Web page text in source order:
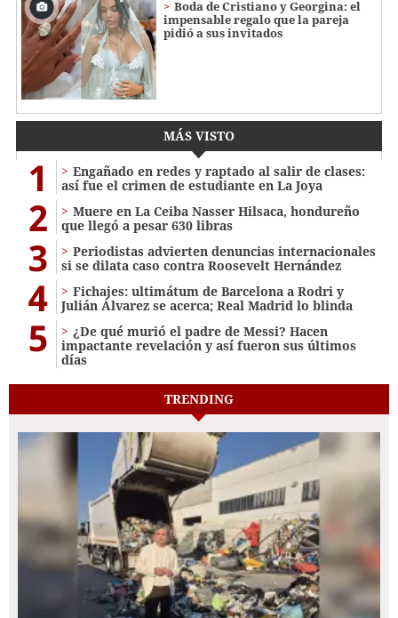
Boda de Cristiano y Georgina: el
impensable regalo que la pareja
pidió a sus invitados
MÁS VISTO
1
Engañado en redes y raptado al salir de clases:
así fue el crimen de estudiante en La Joya
2
Muere en La Ceiba Nasser Hilsaca, hondureño
que llegó a pesar 630 libras
3
Periodistas advierten denuncias internacionales
si se dilata caso contra Roosevelt Hernández
4
Fichajes: ultimátum de Barcelona a Rodri y
Julián Álvarez se acerca; Real Madrid lo blinda
5
¿De qué murió el padre de Messi? Hacen
impactante revelación y así fueron sus últimos
días
TRENDING